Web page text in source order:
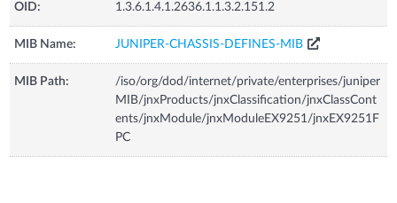
OID: 1.3.6.1.4.1.2636.1.1.3.2.151.2
MIB Name: JUNIPER-CHASSIS-DEFINES-MIB
MIB Path:
/iso/org/dod/internet/private/enterprises/juniper
MIB/jnxProducts/jnxClassification/jnxClassCont
ents/jnxModule/jnxModuleEX9251/jnxEX9251F
PC